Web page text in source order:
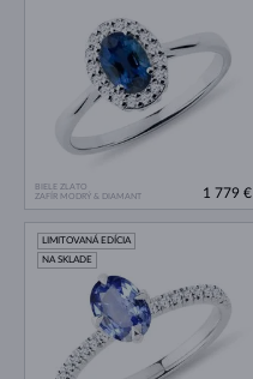
BIELE ZLATO
ZAFÍR MODRÝ & DIAMANT
1 779 €
LIMITOVANÁ EDÍCIA
NA SKLADE